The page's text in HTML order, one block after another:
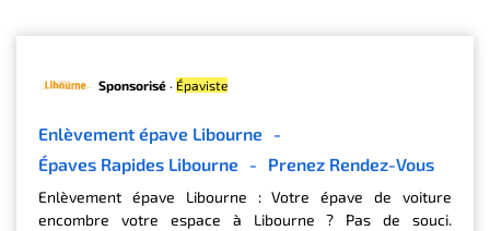
Sponsorisé · Épaviste
Enlèvement épave Libourne -
Épaves Rapides Libourne - Prenez Rendez-Vous
Enlèvement épave Libourne : Votre épave de voiture
encombre votre espace à Libourne ? Pas de souci.